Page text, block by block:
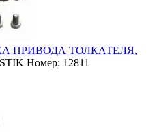
ПРИВОДА ТОЛКАТЕЛЯ,
Номер: 12811